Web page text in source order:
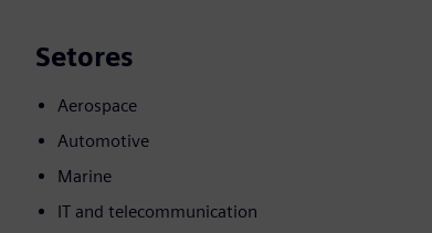
Setores
Aerospace
Automotive
Marine
IT and telecommunication